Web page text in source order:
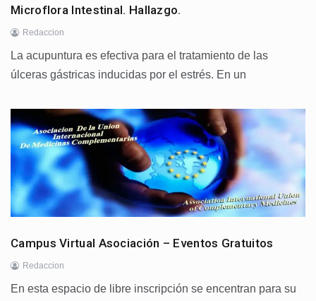
Microflora Intestinal. Hallazgo.
Redaccion
La acupuntura es efectiva para el tratamiento de las
úlceras gástricas inducidas por el estrés. En un
Campus Virtual Asociación – Eventos Gratuitos
Redaccion
En esta espacio de libre inscripción se encentran para su